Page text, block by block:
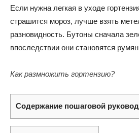
Если нужна легкая в уходе
страшится мороз, лучше взять
разновидность. Бутоны сначала
впоследствии они становятся
Как размножить гортензию?
Содержание пошаговой